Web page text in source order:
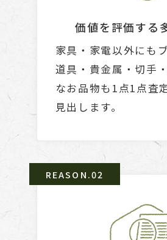
価値を評価する
家具・家電以外にも
道具・貴金属・切手
なお品物も1点1点査
見出します。